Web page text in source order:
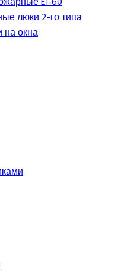
люки 2-го типа
окна